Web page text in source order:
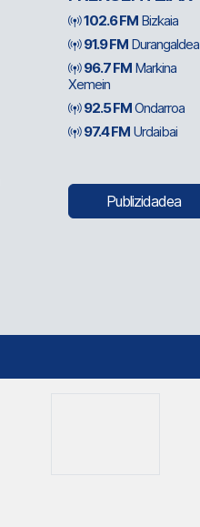
102.6 FM Bizkaia
91.9 FM Durangaldea
96.7 FM Markina
Xemein
92.5 FMOndarroa
97.4 FM Urdaibai
Publizidadea